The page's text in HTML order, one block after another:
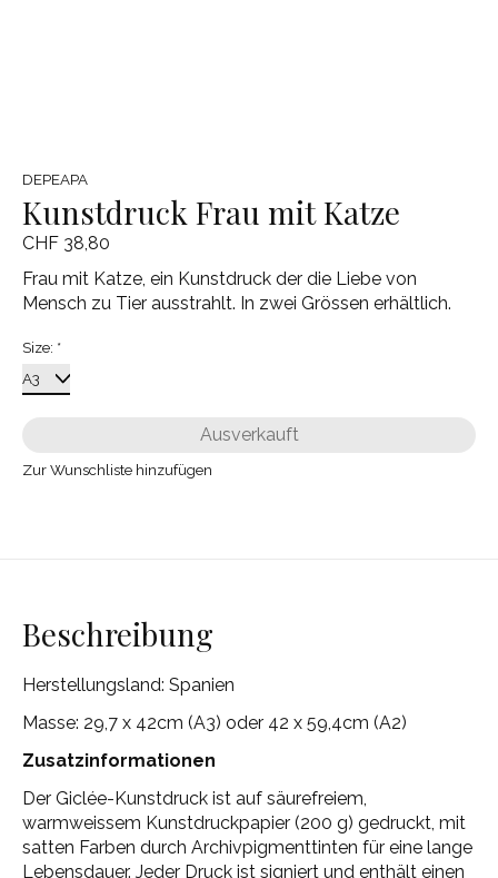
DEPEAPA
Kunstdruck Frau mit Katze
CHF 38,80
Frau mit Katze, ein Kunstdruck der die Liebe von
Mensch zu Tier ausstrahlt. In zwei Grössen erhältlich.
Size: *
Ausverkauft
Zur Wunschliste hinzufügen
Beschreibung
Herstellungsland: Spanien
Masse: 29,7 x 42cm (A3) oder 42 x 59,4cm (A2)
Zusatzinformationen
Der Giclée-Kunstdruck ist auf säurefreiem,
warmweissem Kunstdruckpapier (200 g) gedruckt, mit
satten Farben durch Archivpigmenttinten für eine lange
Lebensdauer. Jeder Druck ist signiert und enthält einen